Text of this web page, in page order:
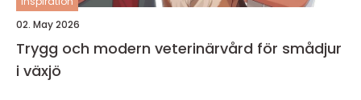
02. May 2026
Trygg och modern veterinärvård för smådjur
i växjö